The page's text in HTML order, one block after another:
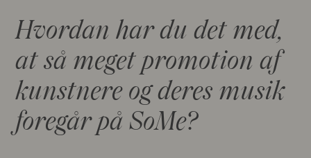
Hvordan har du det med,
at så meget promotion af
kunstnere og deres musik
foregår på SoMe?